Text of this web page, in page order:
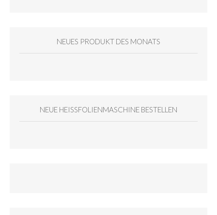
NEUES PRODUKT DES MONATS
NEUE HEISSFOLIENMASCHINE BESTELLEN